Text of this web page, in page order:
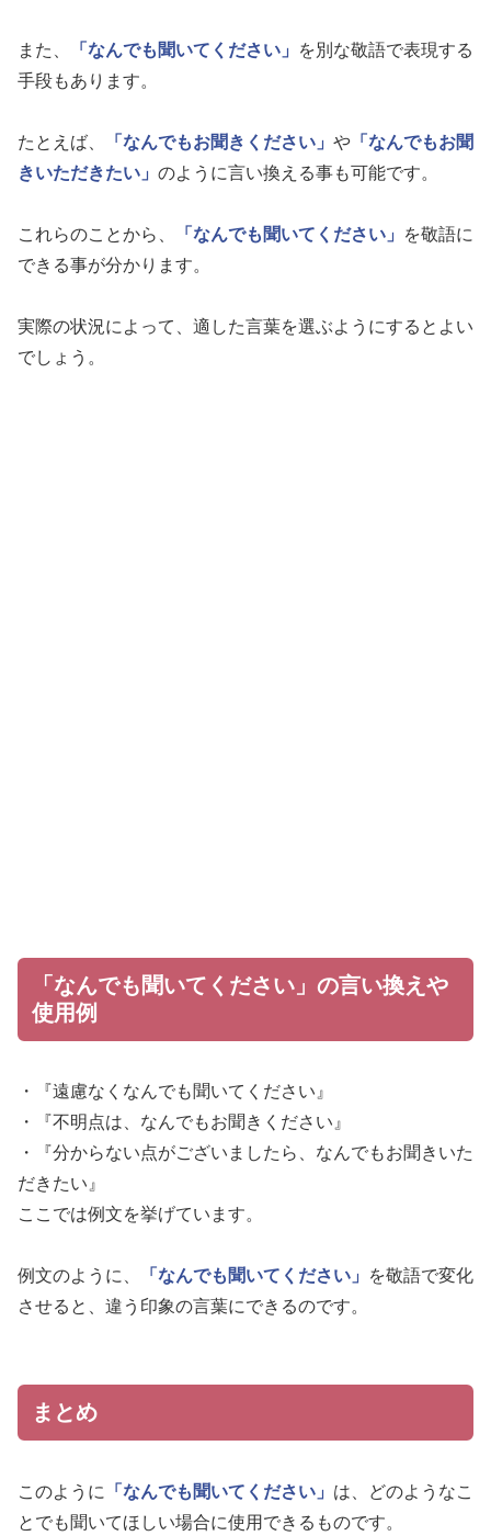
また、 「なんでも聞いてください」
を別な敬語で表現する
手段もあります。
たとえば、 「なんでもお聞きください」 や 「なんでもお聞
きいただきたい」 のように言い換える事も可能です。
これらのことから、 「なんでも聞いてください」
を敬語に
できる事が分かります。
実際の状況によって、適した言葉を選ぶようにするとよい
でしょう。
「なんでも聞いてください」の言い換えや
使用例
・『遠慮なくなんでも聞いてください』
・『不明点は、なんでもお聞きください』
・『分からない点がございましたら、なんでもお聞きいた
だきたい』
ここでは例文を挙げています。
例文のように、 「なんでも聞いてください」
を敬語で変化
させると、違う印象の言葉にできるのです。
まとめ
このように 「なんでも聞いてください」 は、どのようなこ
とでも聞いてほしい場合に使用できるものです。